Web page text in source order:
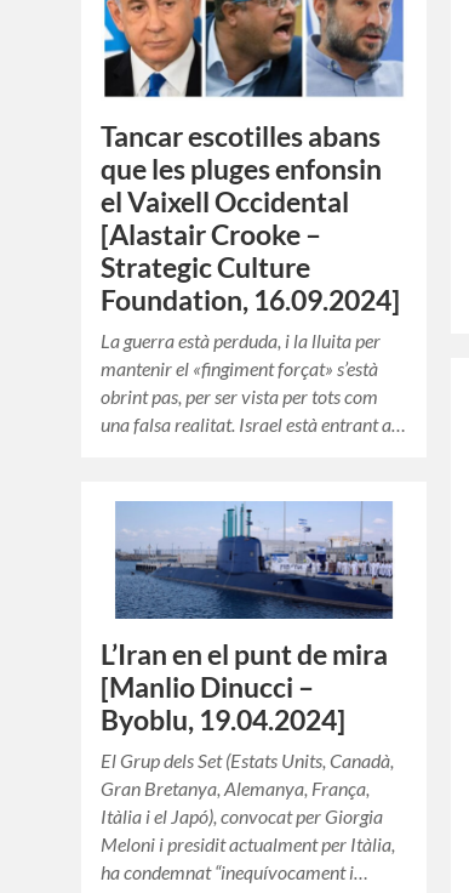
Tancar escotilles abans
que les pluges enfonsin
el Vaixell Occidental
[Alastair Crooke –
Strategic Culture
Foundation, 16.09.2024]
La guerra està perduda, i la lluita per
mantenir el «fingiment forçat» s’està
obrint pas, per ser vista per tots com
una falsa realitat. Israel està entrant a…
L’Iran en el punt de mira
[Manlio Dinucci –
Byoblu, 19.04.2024]
El Grup dels Set (Estats Units, Canadà,
Gran Bretanya, Alemanya, França,
Itàlia i el Japó), convocat per Giorgia
Meloni i presidit actualment per Itàlia,
ha condemnat “inequívocament i…